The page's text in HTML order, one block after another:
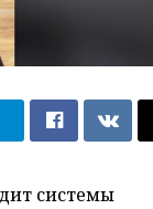
системы